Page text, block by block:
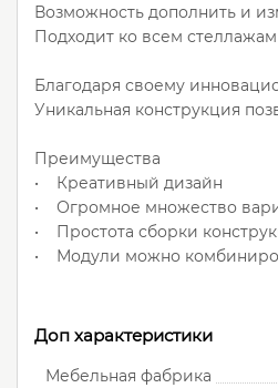
Возможность дополнить и
Подходит ко всем
Благодаря своему
Уникальная конструкция
Преимущества
• Креативный дизайн
• Огромное множество
• Простота сборки
• Модули можно
Доп характеристики
Мебельная фабрика